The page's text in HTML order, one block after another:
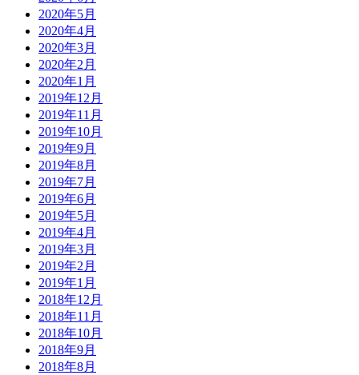
2020年5月
2020年4月
2020年3月
2020年2月
2020年1月
2019年12月
2019年11月
2019年10月
2019年9月
2019年8月
2019年7月
2019年6月
2019年5月
2019年4月
2019年3月
2019年2月
2019年1月
2018年12月
2018年11月
2018年10月
2018年9月
2018年8月